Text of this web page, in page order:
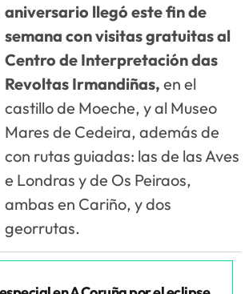
aniversario llegó este fin de
semana con visitas gratuitas al
Centro de Interpretación das
Revoltas Irmandiñas, en el
castillo de Moeche, y al Museo
Mares de Cedeira, además de
con rutas guiadas: las de las Aves
e Londras y de Os Peiraos,
ambas en Cariño, y dos
georrutas.